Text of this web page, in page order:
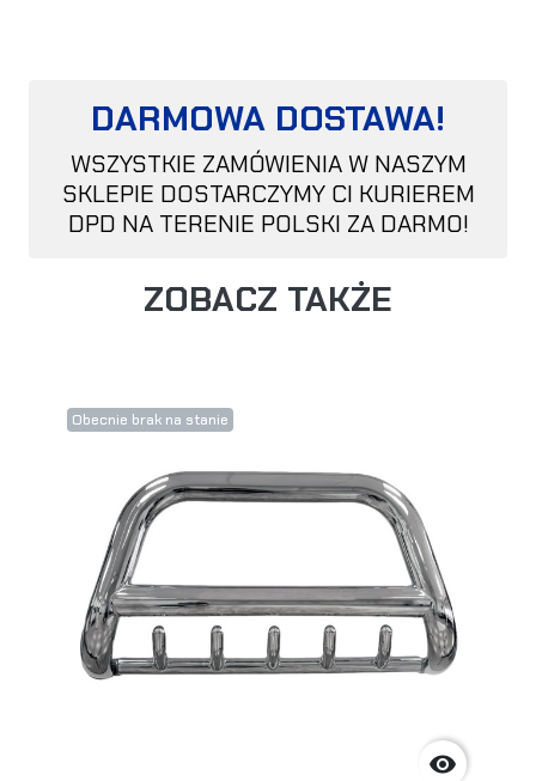
DARMOWA DOSTAWA!
WSZYSTKIE ZAMÓWIENIA W NASZYM
SKLEPIE DOSTARCZYMY CI KURIEREM
DPD NA TERENIE POLSKI ZA DARMO!
ZOBACZ TAKŻE
Obecnie brak na stanie
